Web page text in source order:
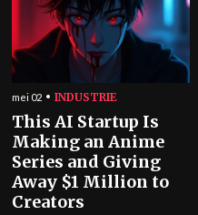
mei 02 INDUSTRIE
This AI Startup Is
Making an Anime
Series and Giving
Away $1 Million to
Creators